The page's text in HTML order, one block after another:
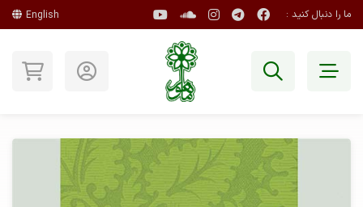
ما را دنبال کنید : English